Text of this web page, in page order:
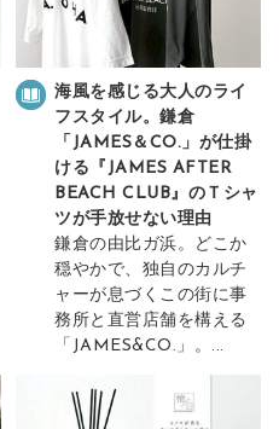
海風を感じる大人のライ
フスタイル。鎌倉
「JAMES＆CO.」が仕掛
ける『JAMES AFTER
BEACH CLUB』のＴシャ
ツが手放せない理由
鎌倉の由比ガ浜。どこか
穏やかで、独自のカルチ
ャーが息づくこの街に事
務所と直営店舗を構える
「JAMES&CO.」。...